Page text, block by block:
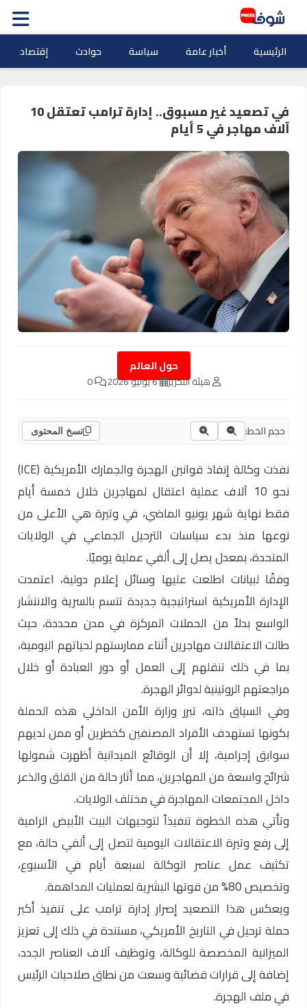
الرئيسية أخبار عامة سياسة حوادث إقتصاد
في تصعيد غير مسبوق.. إدارة ترامب تعتقل 10
آلاف مهاجر في 5 أيام
حول العالم
هيئة التحرير 6 يوليو 2026 0
حجم الخط: نسخ المحتوى
نفذت وكالة إنفاذ قوانين الهجرة والجمارك الأمريكية (ICE)
نحو 10 آلاف عملية اعتقال لمهاجرين خلال خمسة أيام
فقط نهاية شهر يونيو الماضي، في وتيرة هي الأعلى من
نوعها منذ بدء سياسات الترحيل الجماعي في الولايات
المتحدة، بمعدل يصل إلى ألفي عملية يوميًا.
وفقًا لبيانات اطلعت عليها وسائل إعلام دولية، اعتمدت
الإدارة الأمريكية استراتيجية جديدة تتسم بالسرية والانتشار
الواسع بدلاً من الحملات المركزة في مدن محددة، حيث
طالت الاعتقالات مهاجرين أثناء ممارستهم لحياتهم اليومية،
بما في ذلك تنقلهم إلى العمل أو دور العبادة أو خلال
مراجعتهم الروتينية لدوائر الهجرة.
وفي السياق ذاته، تبرر وزارة الأمن الداخلي هذه الحملة
بكونها تستهدف الأفراد المصنفين كخطرين أو ممن لديهم
سوابق إجرامية، إلا أن الوقائع الميدانية أظهرت شمولها
شرائح واسعة من المهاجرين، مما أثار حالة من القلق والذعر
داخل المجتمعات المهاجرة في مختلف الولايات.
وتأتي هذه الخطوة تنفيذاً لتوجيهات البيت الأبيض الرامية
إلى رفع وتيرة الاعتقالات اليومية لتصل إلى ألفي حالة، مع
تكثيف عمل عناصر الوكالة لسبعة أيام في الأسبوع،
وتخصيص 80% من قوتها البشرية لعمليات المداهمة.
ويعكس هذا التصعيد إصرار إدارة ترامب على تنفيذ أكبر
حملة ترحيل في التاريخ الأمريكي، مستندة في ذلك إلى تعزيز
الميزانية المخصصة للوكالة، وتوظيف آلاف العناصر الجدد،
إضافة إلى قرارات قضائية وسعت من نطاق صلاحيات الرئيس
في ملف الهجرة.